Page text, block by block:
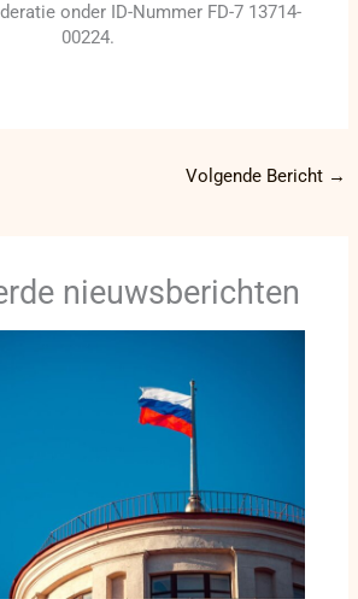
onder ID-Nummer FD-7 13714-
00224.
Volgende Bericht →
nieuwsberichten